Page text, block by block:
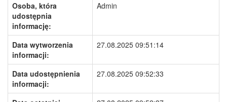
Osoba, która
udostępnia
informację:
Admin
Data wytworzenia
informacji:
27.08.2025 09:51:14
Data udostępnienia
informacji:
27.08.2025 09:52:33